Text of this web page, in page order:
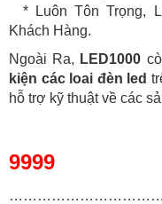
* Luôn Tôn Trọng,
Khách Hàng.
Ngoài Ra, LED1000
kiện các loai đèn led
hỗ trợ kỹ thuật về các
9999